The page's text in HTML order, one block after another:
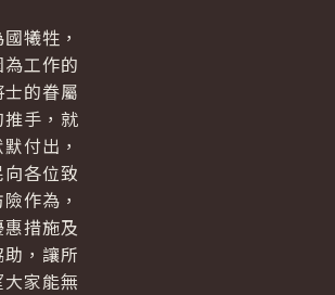
犧牲，
工作的
的眷屬
手，就
付出，
各位致
作為，
措施及
，讓所
家能無